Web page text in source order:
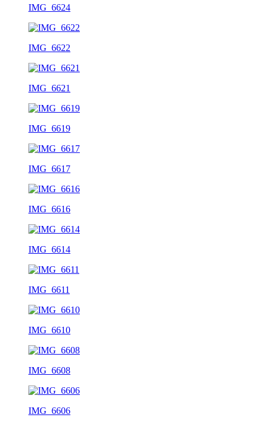
IMG_6624
IMG_6622
IMG_6621
IMG_6619
IMG_6617
IMG_6616
IMG_6614
IMG_6611
IMG_6610
IMG_6608
IMG_6606